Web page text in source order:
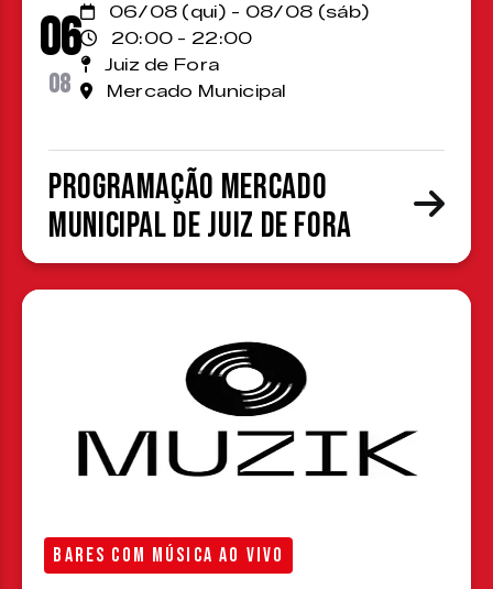
06
08
06/08 (qui) - 08/08 (sáb)
20:00 - 22:00
Juiz de Fora
Mercado Municipal
Programação Mercado
Municipal de Juiz de Fora
BARES COM MÚSICA AO VIVO